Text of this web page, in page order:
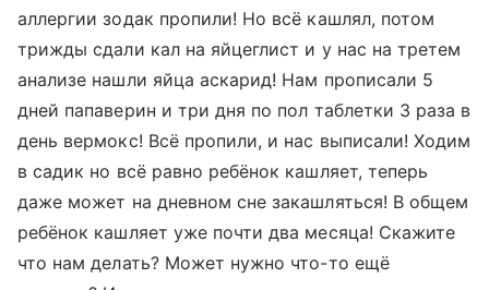
аллергии зодак пропили! Но всё кашлял, потом
трижды сдали кал на яйцеглист и у нас на третем
анализе нашли яйца аскарид! Нам прописали 5
дней папаверин и три дня по пол таблетки 3 раза в
день вермокс! Всё пропили, и нас выписали! Ходим
в садик но всё равно ребёнок кашляет, теперь
даже может на дневном сне закашляться! В общем
ребёнок кашляет уже почти два месяца! Скажите
что нам делать? Может нужно что-то ещё